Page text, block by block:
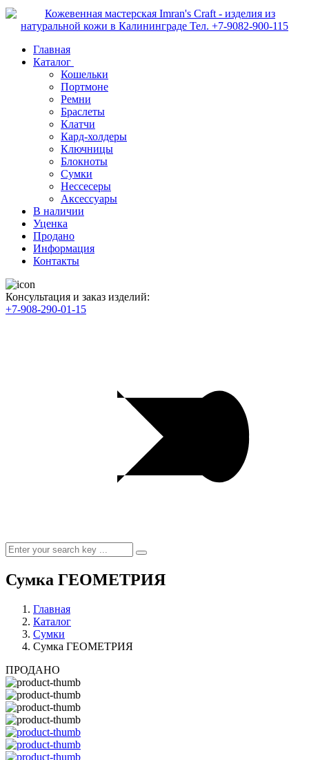
Главная
Каталог
Кошельки
Портмоне
Ремни
Браслеты
Клатчи
Кард-холдеры
Ключницы
Блокноты
Сумки
Нессесеры
Аксессуары
В наличии
Уценка
Продано
Информация
Контакты
Консультация и заказ изделий:
+7-908-290-01-15
Сумка ГЕОМЕТРИЯ
Главная
Каталог
Сумки
Сумка ГЕОМЕТРИЯ
ПРОДАНО